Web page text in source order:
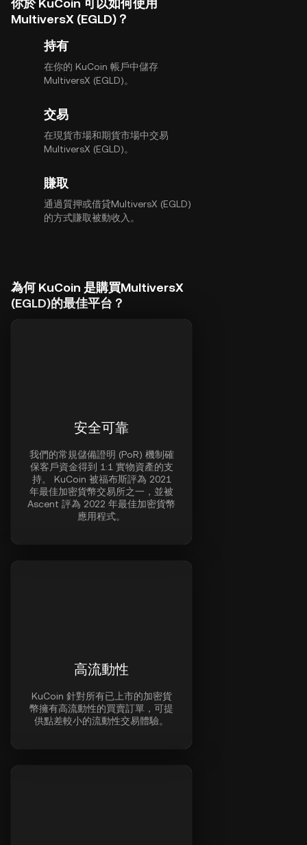
你於 KuCoin 可以如何使用
MultiversX (EGLD)？
持有
在你的 KuCoin 帳戶中儲存
MultiversX (EGLD)。
交易
在現貨市場和期貨市場中交易
MultiversX (EGLD)。
賺取
通過質押或借貸MultiversX (EGLD)
的方式賺取被動收入。
為何 KuCoin 是購買MultiversX
(EGLD)的最佳平台？
安全可靠
我們的常規儲備證明 (PoR) 機制確
保客戶資金得到 1:1 實物資產的支
持。 KuCoin 被福布斯評為 2021
年最佳加密貨幣交易所之一，並被
Ascent 評為 2022 年最佳加密貨幣
應用程式。
高流動性
KuCoin 針對所有已上市的加密貨
幣擁有高流動性的買賣訂單，可提
供點差較小的流動性交易體驗。